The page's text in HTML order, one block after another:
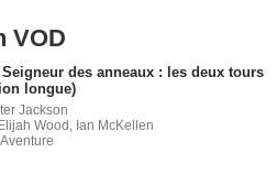
VOD
Seigneur des anneaux : les deux tours
longue)
Jackson
Wood, Ian McKellen